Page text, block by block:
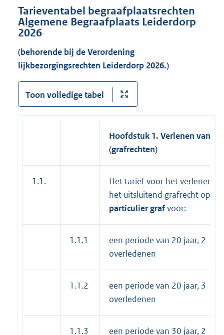
Tarieventabel begraafplaatsrechten
Algemene Begraafplaats Leiderdorp
2026
(behorende bij de Verordening
lijkbezorgingsrechten Leiderdorp 2026.)
Toon volledige tabel
Hoofdstuk 1. Verlenen van
(grafrechten)
1.1. Het tarief voor hetverlenen
het uitsluitend grafrecht op
particulier grafvoor:
1.1.1
een periode van 20 jaar, 2
overledenen
1.1.2
een periode van 20 jaar, 3
overledenen
1.1.3 een periode van 30 jaar, 2